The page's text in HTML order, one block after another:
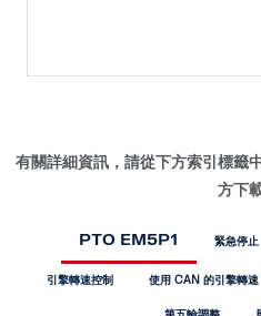
有關詳細資訊，請從下方索引標籤
方下
PTO EM5P1 緊急停止
引擎轉速控制 使用 CAN 的引擎轉速